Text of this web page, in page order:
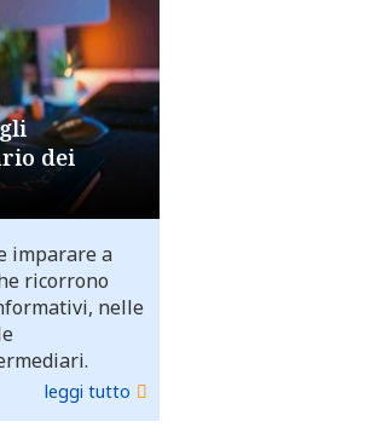
dei
imparare a
ricorrono
nelle
leggi tutto